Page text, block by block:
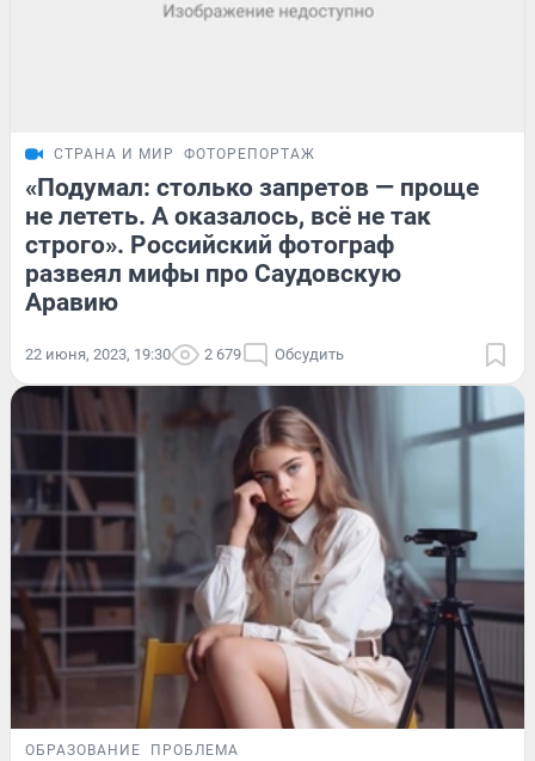
СТРАНА И МИР ФОТОРЕПОРТАЖ
«Подумал: столько запретов — проще
не лететь. А оказалось, всё не так
строго». Российский фотограф
развеял мифы про Саудовскую
Аравию
22 июня, 2023, 19:30 2 679 Обсудить
ОБРАЗОВАНИЕ ПРОБЛЕМА